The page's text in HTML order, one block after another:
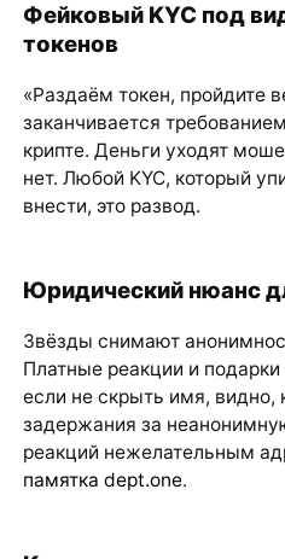
Фейковый KYC под
токенов
«Раздаём токен, пройдите
заканчивается
крипте. Деньги уходят
нет. Любой KYC, который
внести, это развод.
Юридический нюанс
Звёзды снимают
Платные реакции и
если не скрыть имя, видно,
задержания за
реакций нежелательным
памятка dept.one.